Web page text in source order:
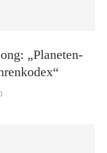
„Planeten­